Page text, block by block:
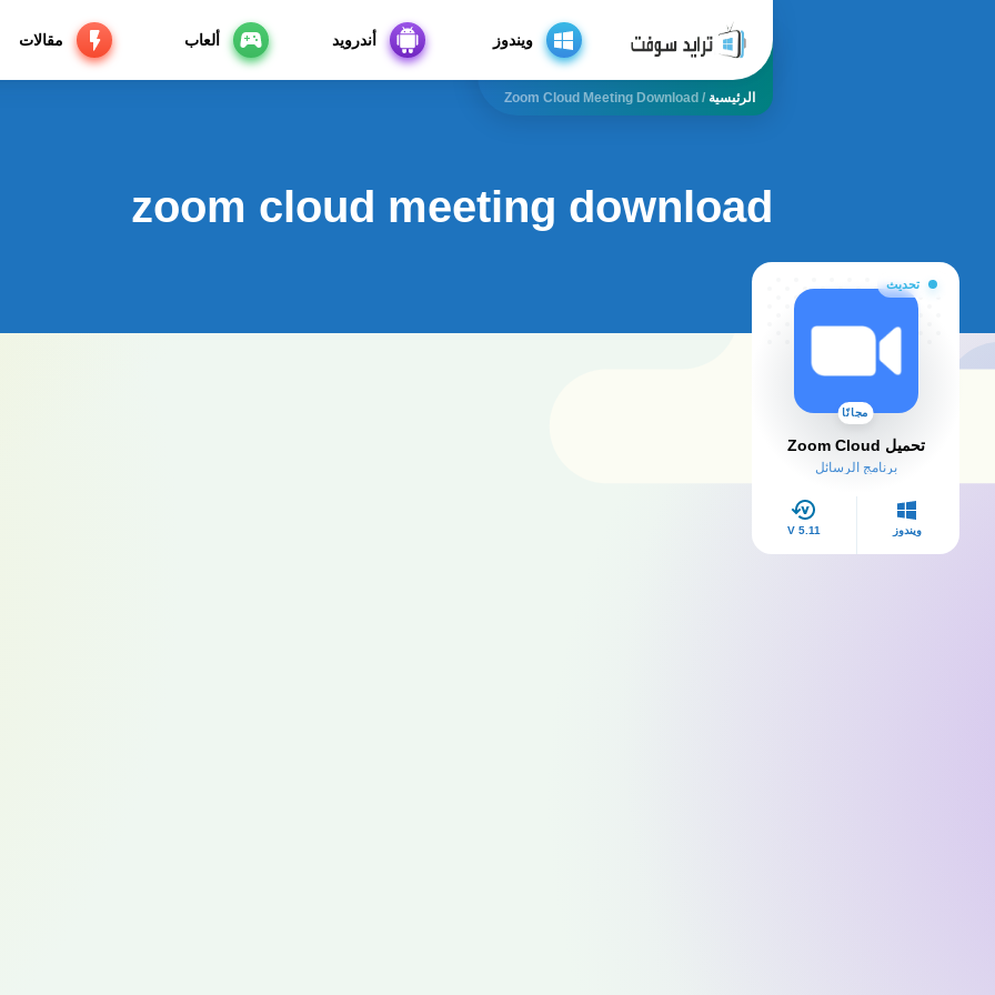
ويندوز أندرويد ألعاب مقالات
الرئيسية /
Zoom Cloud Meeting Download
zoom cloud meeting download
تحديث
مجانًا
تحميل Zoom Cloud
برنامج الرسائل
ويندوز V 5.11